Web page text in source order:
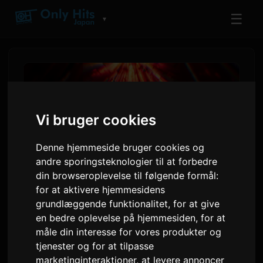
Vi bruger cookies
Denne hjemmeside bruger cookies og
andre sporingsteknologier til at forbedre
din browseroplevelse til følgende formål:
for at aktivere hjemmesidens
grundlæggende funktionalitet,for at give
en bedre oplevelse på hjemmesiden,for at
måle din interesse for vores produkter og
tjenester og for at tilpasse
marketinginteraktioner,at levere annoncer
▼ ☰
PLAVE annoncerer første
verdensomfattende turne
'KEEP IT MANIC' for 2026